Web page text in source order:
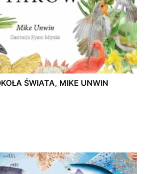
ŚWIATA, MIKE UNWIN